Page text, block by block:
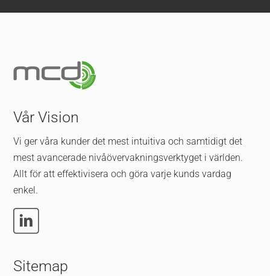
Vår Vision
Vi ger våra kunder det mest intuitiva och samtidigt det
mest avancerade nivåövervakningsverktyget i världen.
Allt för att effektivisera och göra varje kunds vardag
enkel.
Sitemap